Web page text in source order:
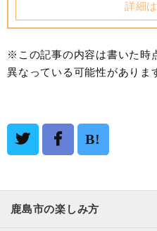
詳細
※この記事の内容は書いた時
異なっている可能性がありま
B!
鹿島市の楽しみ方